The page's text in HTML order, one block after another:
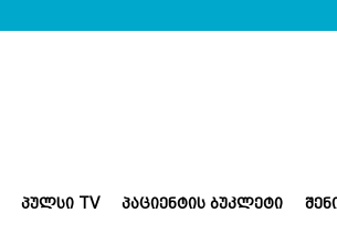
ᲞᲣᲚᲡᲘ TV ᲞᲐᲪᲘᲔᲜᲢᲘᲡ ᲑᲣᲙᲚᲔᲢᲘ